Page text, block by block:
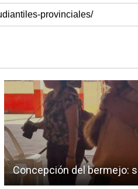
Concepción del bermejo: